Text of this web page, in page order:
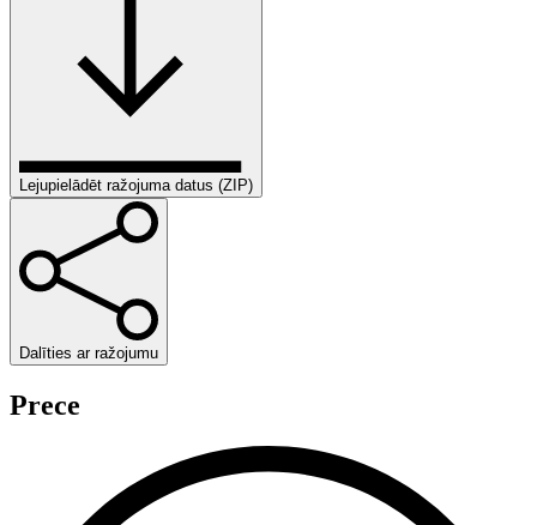
Lejupielādēt ražojuma datus (ZIP)
Dalīties ar ražojumu
Prece